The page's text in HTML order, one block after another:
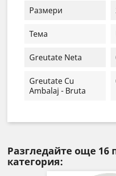
Размери
Тема
Greutate Neta
Greutate Cu
Ambalaj - Bruta
Разгледайте още 16
категория: